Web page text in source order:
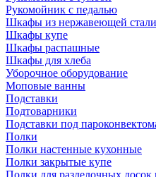
Рукомойник с педалью
Шкафы из нержавеющей стали
Шкафы купе
Шкафы распашные
Шкафы для хлеба
Уборочное оборудование
Моповые ванны
Подставки
Подтоварники
Подставки под
Полки
Полки настенные кухонные
Полки закрытые купе
Полки для разделочных